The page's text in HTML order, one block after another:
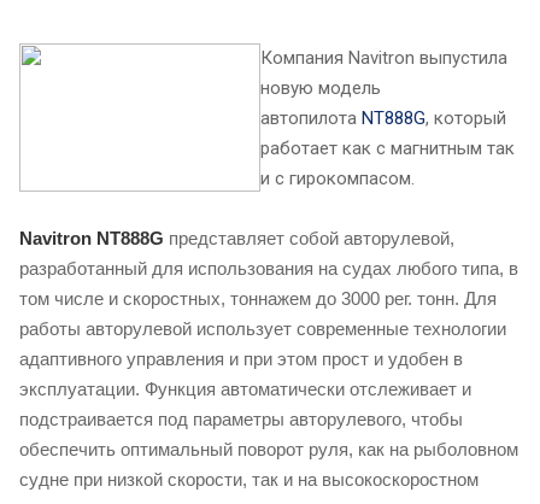
Компания Navitron выпустила
новую модель
автопилота NT888G, который
работает как с магнитным так
и с гирокомпасом.
Navitron NT888G представляет собой авторулевой,
разработанный для использования на судах любого типа, в
том числе и скоростных, тоннажем до 3000 рег. тонн. Для
работы авторулевой использует современные технологии
адаптивного управления и при этом прост и удобен в
эксплуатации. Функция автоматически отслеживает и
подстраивается под параметры авторулевого, чтобы
обеспечить оптимальный поворот руля, как на рыболовном
судне при низкой скорости, так и на высокоскоростном